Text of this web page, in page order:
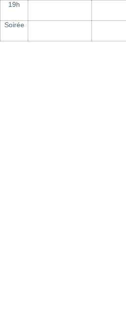
19h
Soirée